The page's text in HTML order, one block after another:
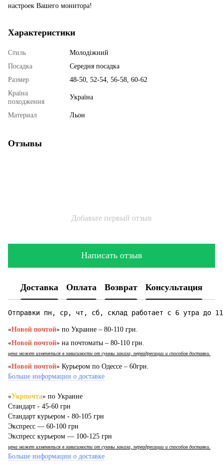
настроек Вашего монитора!
Характеристики
Стиль
Молодіжний
Посадка
Середня посадка
Размер
48-50, 52-54, 56-58, 60-62
Країна
походження
Україна
Материал Льон
Отзывы
Добавьте первый отзыв
Написать отзыв
Доставка Оплата Возврат Консультация
Отправки пн, ср, чт, сб, склад работает с 6 утра до
«Новой почтой» по Украине – 80-110 грн.
«Новой почтой» на почтоматы – 80-110 грн.
цена может изменяться в зависимости от суммы заказа, переадресации и способов доставки.
«Новой почтой» Курьером по Одессе – 60грн.
Больше информации о доставке
«Укрпочта» по Украине
Стандарт - 45-60 грн
Стандарт курьером - 80-105 грн
Экспресс — 60-100 грн
Экспресс курьером — 100-125 грн
цена может изменяться в зависимости от суммы заказа, переадресации и способов доставки.
Больше информации о доставке